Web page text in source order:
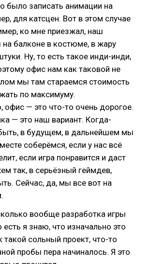
было записать анимации на
для катсцен. Вот в этом случае
ко мне приезжал, наш
на балконе в костюме, в жару
Ну, то есть такое инди-инди,
офис нам как таковой не
мы там стараемся стоимость
по максимуму.
офис — это что-то очень дорогое.
— это наш вариант. Когда-
в будущем, в дальнейшем мы
соберёмся, если у нас всё
если игра понравится и даст
так, в серьёзный геймдев,
Сейчас, да, мы все вот на
вообще разработка игры
есть я знаю, что изначально это
сольный проект, что-то
пробы пера начиналось. Я это